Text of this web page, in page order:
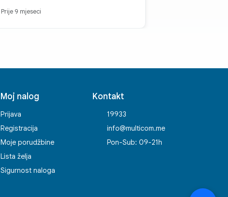
zbog kojih se poželiš vraćati opet i opet.
Prije 9 mjeseci
Moj nalog
Prijava
Registracija
Moje porudžbine
Lista želja
Sigurnost naloga
Kontakt
19933
info@multicom.me
Pon-Sub: 09-21h